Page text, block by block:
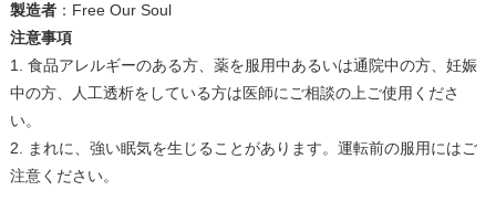
製造者：Free Our Soul
注意事項
1. 食品アレルギーのある方、薬を服用中あるいは通院中の方、妊娠
中の方、人工透析をしている方は医師にご相談の上ご使用くださ
い。
2. まれに、強い眠気を生じることがあります。運転前の服用にはご
注意ください。